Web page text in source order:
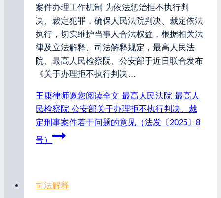
案件办理工作机制 为依法惩治拒不执行判
决、裁定犯罪，确保人民法院判决、裁定依法
执行，切实维护当事人合法权益，根据相关法
律及立法解释、司法解释规定，最高人民法
院、最高人民检察院、公安部于近日联合发布
《关于办理拒不执行判决…
王康律师邀您阅读全文 最高人民法院 最高人
民检察院 公安部关于办理拒不执行判决、裁
定刑事案件若干问题的意见（法发〔2025〕8
号）
司法解释